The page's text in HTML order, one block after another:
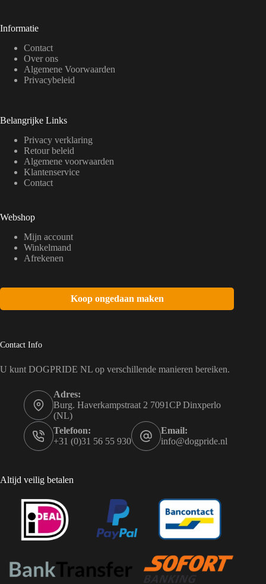
Informatie
Contact
Over ons
Algemene Voorwaarden
Privacybeleid
Belangrijke Links
Privacy verklaring
Retour beleid
Algemene voorwaarden
Klantenservice
Contact
Webshop
Mijn account
Winkelmand
Afrekenen
Koop ongedaan maken
Contact Info
U kunt DOGPRIDE NL op verschillende manieren bereiken.
Adres:
Burg. Haverkampstraat 2 7091CP Dinxperlo
(NL)
Telefoon:
+31 (0)31 56 55 930
Email:
info@dogpride.nl
Altijd veilig betalen